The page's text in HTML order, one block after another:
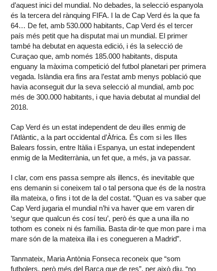
d’aquest inici del mundial. No debades, la selecció espanyola
és la tercera del rànquing FIFA. I la de Cap Verd és la que fa
64… De fet, amb 530.000 habitants, Cap Verd és el tercer
país més petit que ha disputat mai un mundial. El primer
també ha debutat en aquesta edició, i és la selecció de
Curaçao que, amb només 185.000 habitants, disputa
enguany la màxima competició del futbol planetari per primera
vegada. Islàndia era fins ara l’estat amb menys població que
havia aconseguit dur la seva selecció al mundial, amb poc
més de 300.000 habitants, i que havia debutat al mundial del
2018.
Cap Verd és un estat independent de deu illes enmig de
l’Atlàntic, a la part occidental d’Àfrica. És com si les Illes
Balears fossin, entre Itàlia i Espanya, un estat independent
enmig de la Mediterrània, un fet que, a més, ja va passar.
I clar, com ens passa sempre als illencs, és inevitable que
ens demanin si coneixem tal o tal persona que és de la nostra
illa mateixa, o fins i tot de la del costat. “Quan es va saber que
Cap Verd jugaria el mundial n’hi va haver que em varen dir
‘segur que qualcun és cosí teu’, però és que a una illa no
tothom es coneix ni és família. Basta dir-te que mon pare i ma
mare són de la mateixa illa i es conegueren a Madrid”.
Tanmateix, Maria Antònia Fonseca reconeix que “som
futbolers, però més del Barça que de res”, per això diu, “no